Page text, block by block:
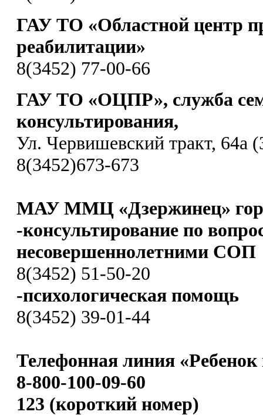
ГАУ ТО «Областной центр
реабилитации»
8(3452) 77-00-66
ГАУ ТО «ОЦПР», служба
консультирования,
Ул. Червишевский тракт, 64а
8(3452)673-673
МАУ ММЦ «Дзержинец»
-консультирование по
несовершеннолетними СОП
8(3452) 51-50-20
-психологическая помощь
8(3452) 39-01-44
Телефонная линия «Ребенок
8-800-100-09-60
123 (короткий номер)